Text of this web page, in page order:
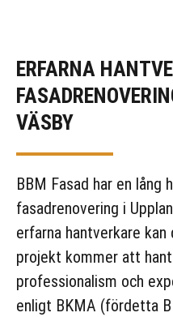
ERFARNA
VÄSBY
BBM Fasad har en lång
fasadrenovering i
erfarna hantverkare
projekt kommer att
professionalism och expertis. Vi är
enligt BKMA (fördetta